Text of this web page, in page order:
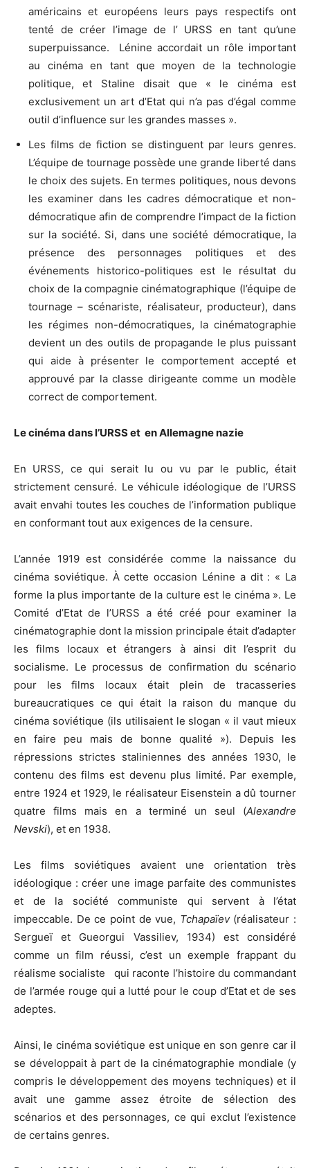
américains et européens leurs pays respectifs ont
tenté de créer l’image de l’ URSS en tant qu’une
superpuissance. Lénine accordait un rôle important
au cinéma en tant que moyen de la technologie
politique, et Staline disait que « le cinéma est
exclusivement un art d’Etat qui n’a pas d’égal comme
outil d’influence sur les grandes masses ».
Les films de fiction se distinguent par leurs genres.
L’équipe de tournage possède une grande liberté dans
le choix des sujets. En termes politiques, nous devons
les examiner dans les cadres démocratique et non-
démocratique afin de comprendre l’impact de la fiction
sur la société. Si, dans une société démocratique, la
présence des personnages politiques et des
événements historico-politiques est le résultat du
choix de la compagnie cinématographique (l’équipe de
tournage – scénariste, réalisateur, producteur), dans
les régimes non-démocratiques, la cinématographie
devient un des outils de propagande le plus puissant
qui aide à présenter le comportement accepté et
approuvé par la classe dirigeante comme un modèle
correct de comportement.
Le cinéma dans l’URSS et en Allemagne nazie
En URSS, ce qui serait lu ou vu par le public, était
strictement censuré. Le véhicule idéologique de l’URSS
avait envahi toutes les couches de l’information publique
en conformant tout aux exigences de la censure.
L’année 1919 est considérée comme la naissance du
cinéma soviétique. À cette occasion Lénine a dit : « La
forme la plus importante de la culture est le cinéma ». Le
Comité d’Etat de l’URSS a été créé pour examiner la
cinématographie dont la mission principale était d’adapter
les films locaux et étrangers à ainsi dit l’esprit du
socialisme. Le processus de confirmation du scénario
pour les films locaux était plein de tracasseries
bureaucratiques ce qui était la raison du manque du
cinéma soviétique (ils utilisaient le slogan « il vaut mieux
en faire peu mais de bonne qualité »). Depuis les
répressions strictes staliniennes des années 1930, le
contenu des films est devenu plus limité. Par exemple,
entre 1924 et 1929, le réalisateur Eisenstein a dû tourner
quatre films mais en a terminé un seul (Alexandre
Nevski), et en 1938.
Les films soviétiques avaient une orientation très
idéologique : créer une image parfaite des communistes
et de la société communiste qui servent à l’état
impeccable. De ce point de vue, Tchapaïev (réalisateur :
Sergueï et Gueorgui Vassiliev, 1934) est considéré
comme un film réussi, c’est un exemple frappant du
réalisme socialiste qui raconte l’histoire du commandant
de l’armée rouge qui a lutté pour le coup d’Etat et de ses
adeptes.
Ainsi, le cinéma soviétique est unique en son genre car il
se développait à part de la cinématographie mondiale (y
compris le développement des moyens techniques) et il
avait une gamme assez étroite de sélection des
scénarios et des personnages, ce qui exclut l’existence
de certains genres.